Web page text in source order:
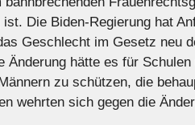
Die Biden-Regierung hat
Geschlecht im Gesetz neu
Änderung hätte es für
zu schützen, die
wehrten sich gegen die